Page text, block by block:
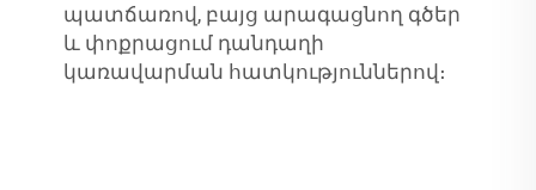
պատճառով, բայց արագացնող գծեր
և փոքրացում դանդաղի
կառավարման հատկություններով։